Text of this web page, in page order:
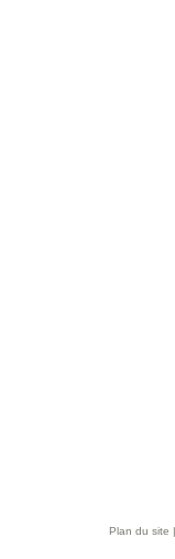
Plan du site